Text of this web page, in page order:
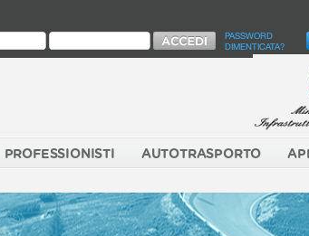
PASSWORD
DIMENTICATA?
PROFESSIONISTI AUTOTRASPORTO